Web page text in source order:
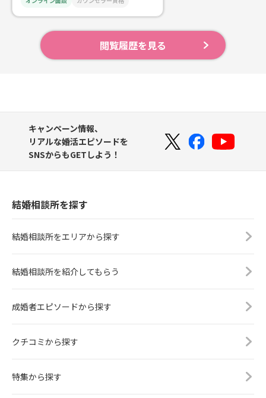
閲覧履歴を見る
キャンペーン情報、
リアルな婚活エピソードを
SNSからもGETしよう！
結婚相談所を探す
結婚相談所をエリアから探す
結婚相談所を紹介してもらう
成婚者エピソードから探す
クチコミから探す
特集から探す